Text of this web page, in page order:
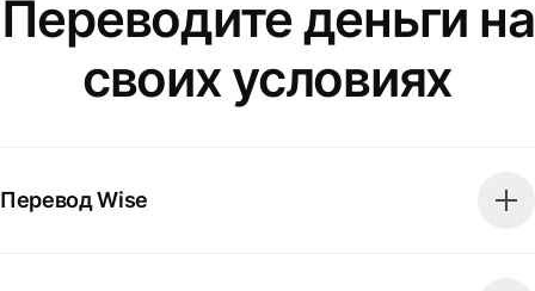
Переводите деньги на
своих условиях
Перевод Wise